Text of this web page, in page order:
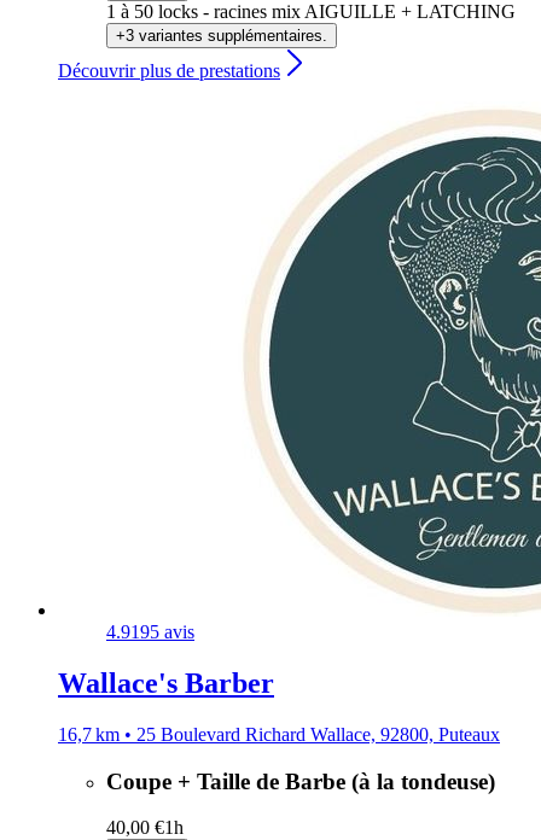
1 à 50 locks - racines mix AIGUILLE + LATCHING
+3 variantes supplémentaires.
Découvrir plus de prestations
4.9195 avis
Wallace's Barber
16,7 km • 25 Boulevard Richard Wallace, 92800, Puteaux
Coupe + Taille de Barbe (à la tondeuse)
40,00 €1h